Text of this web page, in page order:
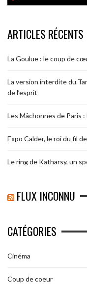
ARTICLES RÉCENTS
La Goulue : le coup de
La version interdite du
de l’esprit
Les Mâchonnes de Paris
Expo Calder, le roi du fil
Le ring de Katharsy, un
FLUX INCONNU
CATÉGORIES
Cinéma
Coup de coeur